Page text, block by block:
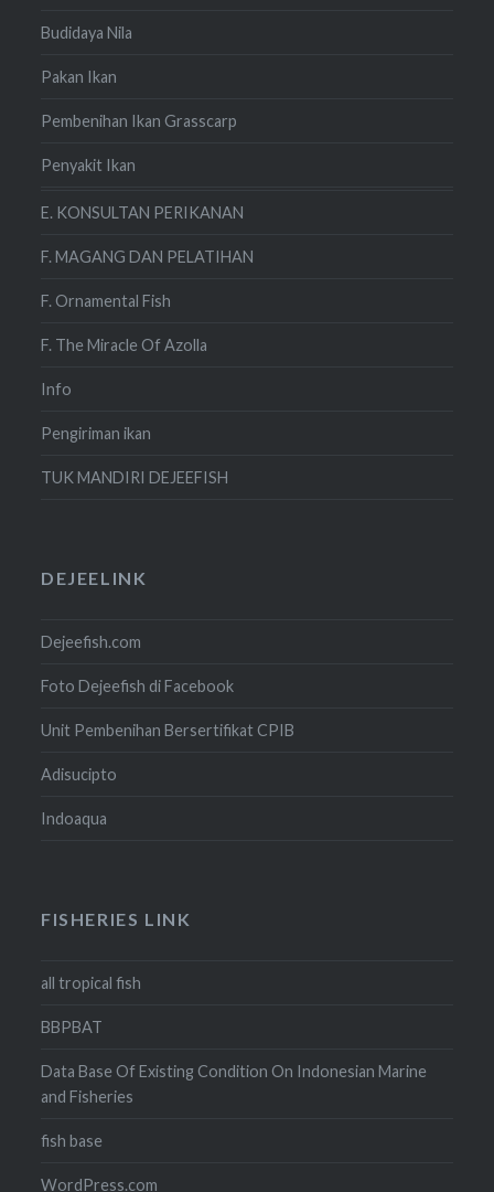
Budidaya Nila
Pakan Ikan
Pembenihan Ikan Grasscarp
Penyakit Ikan
E. KONSULTAN PERIKANAN
F. MAGANG DAN PELATIHAN
F. Ornamental Fish
F. The Miracle Of Azolla
Info
Pengiriman ikan
TUK MANDIRI DEJEEFISH
DEJEELINK
Dejeefish.com
Foto Dejeefish di Facebook
Unit Pembenihan Bersertifikat CPIB
Adisucipto
Indoaqua
FISHERIES LINK
all tropical fish
BBPBAT
Data Base Of Existing Condition On Indonesian Marine
and Fisheries
fish base
WordPress.com